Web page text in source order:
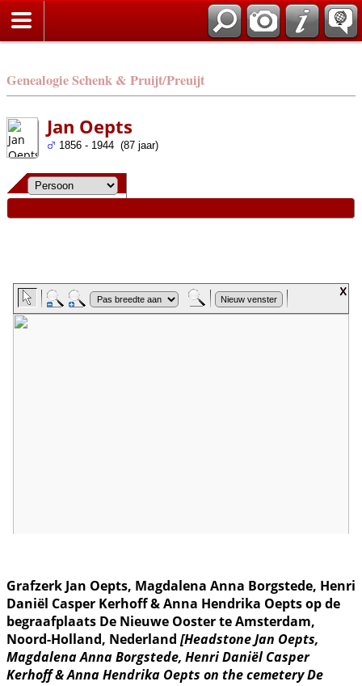
Genealogie Schenk & Pruijt/Preuijt
Jan Oepts
1856 - 1944 (87 jaar)
Grafzerk Jan Oepts, Magdalena Anna Borgstede, Henri
Daniël Casper Kerhoff & Anna Hendrika Oepts op de
begraafplaats De Nieuwe Ooster te Amsterdam,
Noord-Holland, Nederland [Headstone Jan Oepts,
Magdalena Anna Borgstede, Henri Daniël Casper
Kerhoff & Anna Hendrika Oepts on the cemetery De